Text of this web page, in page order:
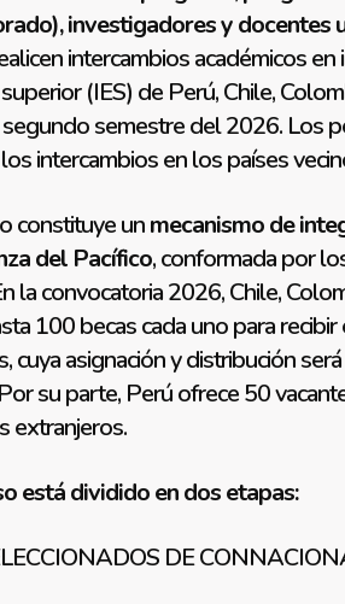
investigadores y docentes
intercambios académicos
(IES) de Perú, Chile,
semestre del 2026. Los
intercambios en los países
constituye unmecanismo de
del Pacífico, conformada por
la convocatoria 2026, Chile,
100 becas cada uno para
cuya asignación y distribución
su parte, Perú ofrece 50
extranjeros.
está dividido en dos etapas:
DE